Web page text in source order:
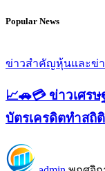
Popular News
ข่าวสำคัญหุ้นและข่า
📈🚗💳 ข่าวเศร
บัตรเครดิตทำสถิ